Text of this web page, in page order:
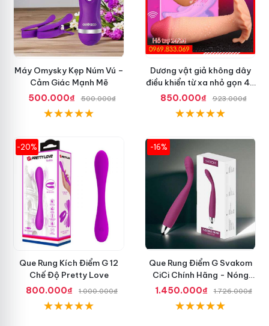
Máy Omysky Kẹp Núm Vú –
Cảm Giác Mạnh Mẽ
500.000₫
500.000₫
Dương vật giả không dây
điều khiển từ xa nhỏ gọn 42
độ
850.000₫ 923.000₫
-20%
Que Rung Kích Điểm G 12
Chế Độ Pretty Love
800.000₫
1.000.000₫
-16%
Que Rung Điểm G Svakom
CiCi Chính Hãng - Nóng
Nhất Hiện Nay
1.450.000₫ 1.726.000₫